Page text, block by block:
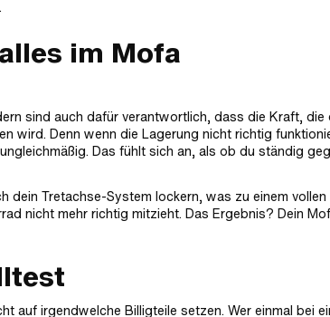
im Mofa
sind auch dafür verantwortlich, dass die Kraft, die
wird. Denn wenn die Lagerung nicht richtig
Das fühlt sich an, als ob du ständig
Tretachse-System lockern, was zu einem vollen
nicht mehr richtig mitzieht. Das Ergebnis? Dein
auf irgendwelche Billigteile setzen. Wer einmal bei